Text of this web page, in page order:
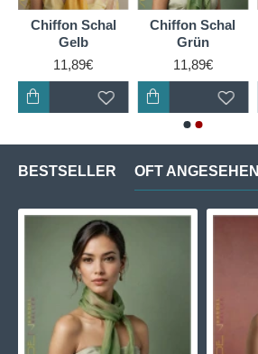
Chiffon Schal
Gelb
11,89€
Chiffon Schal
Grün
11,89€
BESTSELLER OFT ANGESEHEN